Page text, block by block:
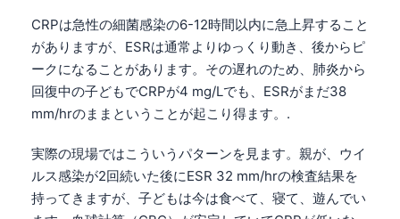
CRPは急性の細菌感染の6-12時間以内に急上昇すること
がありますが、ESRは通常よりゆっくり動き、後からピ
ークになることがあります。その遅れのため、肺炎から
回復中の子どもでCRPが4 mg/Lでも、ESRがまだ38
mm/hrのままということが起こり得ます。.
実際の現場ではこういうパターンを見ます。親が、ウイ
ルス感染が2回続いた後にESR 32 mm/hrの検査結果を
持ってきますが、子どもは今は食べて、寝て、遊んでい